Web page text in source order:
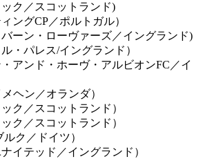
ク／スコットランド)
ングCP／ポルトガル）
ーン・ローヴァーズ／イングランド)
・パレス/イングランド）
アンド・ホーヴ・アルビオンFC／イ
ヘン／オランダ）
ク／スコットランド）
ク／スコットランド）
ク／ドイツ）
イテッド／イングランド）